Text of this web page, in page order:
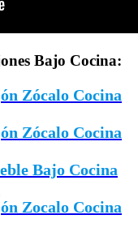
Bajo Cocina:
Zócalo Cocina
Zócalo Cocina
Bajo Cocina
Zocalo Cocina